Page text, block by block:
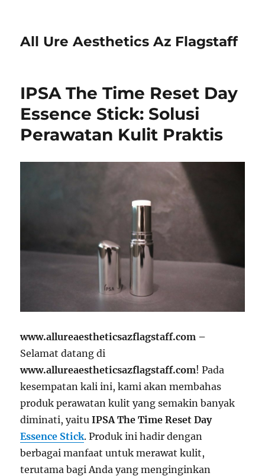
All Ure Aesthetics Az Flagstaff
IPSA The Time Reset Day
Essence Stick: Solusi
Perawatan Kulit Praktis
www.allureaestheticsazflagstaff.com –
Selamat datang di
www.allureaestheticsazflagstaff.com! Pada
kesempatan kali ini, kami akan membahas
produk perawatan kulit yang semakin banyak
diminati, yaituIPSA The Time Reset Day
Essence Stick. Produk ini hadir dengan
berbagai manfaat untuk merawat kulit,
terutama bagi Anda yang menginginkan